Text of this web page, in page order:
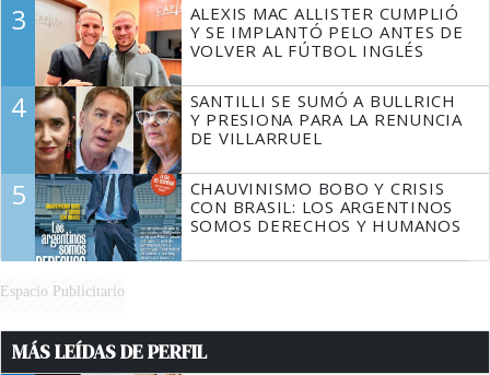
3
ALEXIS MAC ALLISTER CUMPLIÓ
Y SE IMPLANTÓ PELO ANTES DE
VOLVER AL FÚTBOL INGLÉS
4
SANTILLI SE SUMÓ A BULLRICH
Y PRESIONA PARA LA RENUNCIA
DE VILLARRUEL
5
CHAUVINISMO BOBO Y CRISIS
CON BRASIL: LOS ARGENTINOS
SOMOS DERECHOS Y HUMANOS
Espacio Publicitario
MÁS LEÍDAS DE PERFIL